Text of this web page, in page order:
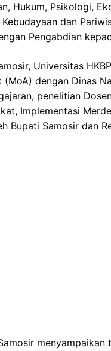
Hukum, Psikologi,
dan
Pengabdian
Universitas
dengan Dinas
penelitian
Implementasi
Bupati Samosir dan